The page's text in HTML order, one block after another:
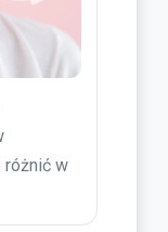
różnić w